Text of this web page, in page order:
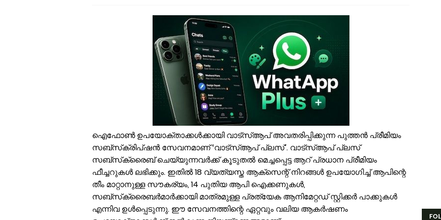
സൗദിയിൽ വാഹനാപകടത്തിൽ മൂന്നിയൂർ സ്വദേശി മരണപ്പെട്ടു
ഓണക്കാലത്തെ റേഷൻ വിതരണം തിങ്കളാഴ്ച മുതൽ; കാർഡുകൾക്കുള്ള
സംവരണ നിയമനങ്ങളിൽ സ്പെഷ്യൽ റിക്രൂട്ട്മെന്റ് നടത്തണം: ഒ.ബി.സി,
ഇൻഫാന്റിനോക്കെതിരെ അവിശ്വാസ പ്രമേയ നീക്കവുമായി യുവേഫ;
എസ്.എം.സർവർ മെഗാ ഉറുദു ക്വിസ് മത്സരം സമാപിച്ചു
ഒതുക്കുങ്ങൽ ഗവൺമെന്റ് ഹയർ സെക്കന്ററി സ്കൂളിന് പ്രത്യേക പാക്കേജ്
വേങ്ങര ടൗൺ പൗരസമിതി ഫുട്ബോൾ പ്രവചന മത്സരം: വിജയിക്ക് മന്ത്രി
ശിഹാബ് തങ്ങളെ അനുസ്മരിച്ച് പി.കെ. കുഞ്ഞാലിക്കുട്ടി
കൂരിയാട് വ്യാപാരി വ്യവസായി ഏകോപന സമിതിയുടെ നേതൃത്വത്തിൽ
വിവരാവകാശ നിയമപ്രകാരം വിവരം സൗജന്യമായി നൽകണം;
ഐഫോൺ ഉപയോക്താക്കൾക്കായി വാട്‌സ്ആപ് അവതരിപ്പിക്കുന്ന പുത്തൻ പ്രീമിയം
സബ്‌സ്‌ക്രിപ്ഷൻ സേവനമാണ് ‘വാട്‌സ്ആപ് പ്ലസ്’. വാട്‌സ്ആപ് പ്ലസ്
സബ്‌സ്‌ക്രൈബ് ചെയ്യുന്നവർക്ക് കൂടുതൽ മെച്ചപ്പെട്ട ആറ് പ്രധാന പ്രീമിയം
ഫീച്ചറുകൾ ലഭിക്കും. ഇതിൽ 18 വ്യത്യസ്ത ആക്‌സെന്റ് നിറങ്ങൾ ഉപയോഗിച്ച് ആപിന്റെ
തീം മാറ്റാനുള്ള സൗകര്യം, 14 പുതിയ ആപി ഐക്കണുകൾ,
സബ്‌സ്‌ക്രൈബർമാർക്കായി മാത്രമുള്ള പ്രത്യേക ആനിമേറ്റഡ് സ്റ്റിക്കർ പാക്കുകൾ
എന്നിവ ഉൾപ്പെടുന്നു. ഈ സേവനത്തിന്റെ ഏറ്റവും വലിയ ആകർഷണം